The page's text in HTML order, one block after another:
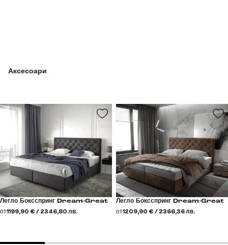
Аксесоари
Легло Боксспринг Dream-Great
от1199,90 € / 2346,80 лв.
Легло Боксспринг Dream-Great
от1209,90 € / 2366,36 лв.